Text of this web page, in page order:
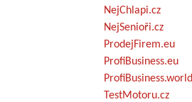
NejChlapi.cz
NejSenioři.cz
ProdejFirem.eu
ProfiBusiness.eu
ProfiBusiness.world
TestMotoru.cz